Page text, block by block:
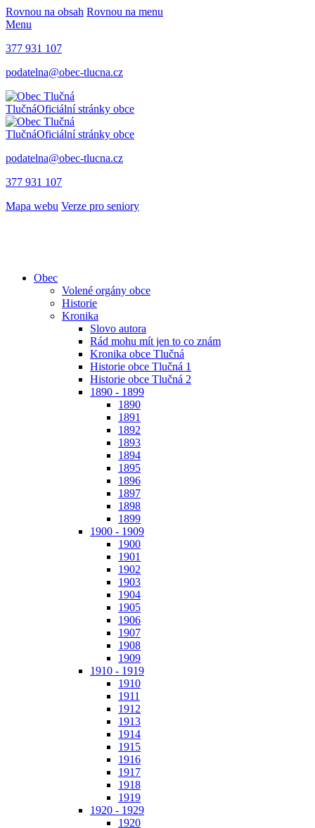
Rovnou na obsah Rovnou na menu
Menu
377 931 107
podatelna@obec-tlucna.cz
TlučnáOficiální stránky obce
TlučnáOficiální stránky obce
podatelna@obec-tlucna.cz
377 931 107
Mapa webu Verze pro seniory
Obec
Volené orgány obce
Historie
Kronika
Slovo autora
Rád mohu mít jen to co znám
Kronika obce Tlučná
Historie obce Tlučná 1
Historie obce Tlučná 2
1890 - 1899
1890
1891
1892
1893
1894
1895
1896
1897
1898
1899
1900 - 1909
1900
1901
1902
1903
1904
1905
1906
1907
1908
1909
1910 - 1919
1910
1911
1912
1913
1914
1915
1916
1917
1918
1919
1920 - 1929
1920